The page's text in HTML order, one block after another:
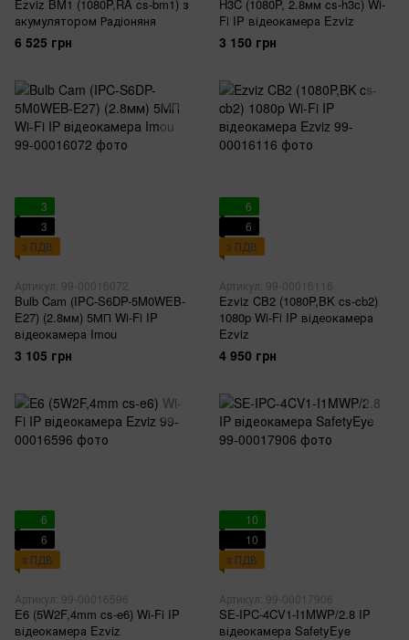
Ezviz BM1 (1080P,RA cs-bm1) з
акумулятором Радіоняня
6 525 грн
H3C (1080P, 2.8мм cs-h3c) Wi-
Fi IP відеокамера Ezviz
3 150 грн
3
3
з ПДВ
Артикул: 99-00016072
Bulb Cam (IPC-S6DP-5M0WEB-
E27) (2.8мм) 5МП Wi-Fi IP
відеокамера Imou
3 105 грн
6
6
з ПДВ
Артикул: 99-00016116
Ezviz CB2 (1080P,BK cs-cb2)
1080p Wi-Fi IP відеокамера
Ezviz
4 950 грн
6
6
з ПДВ
Артикул: 99-00016596
E6 (5W2F,4mm cs-e6) Wi-Fi IP
відеокамера Ezviz
10
10
з ПДВ
Артикул: 99-00017906
SE-IPC-4CV1-I1MWP/2.8 IP
відеокамера SafetyEye